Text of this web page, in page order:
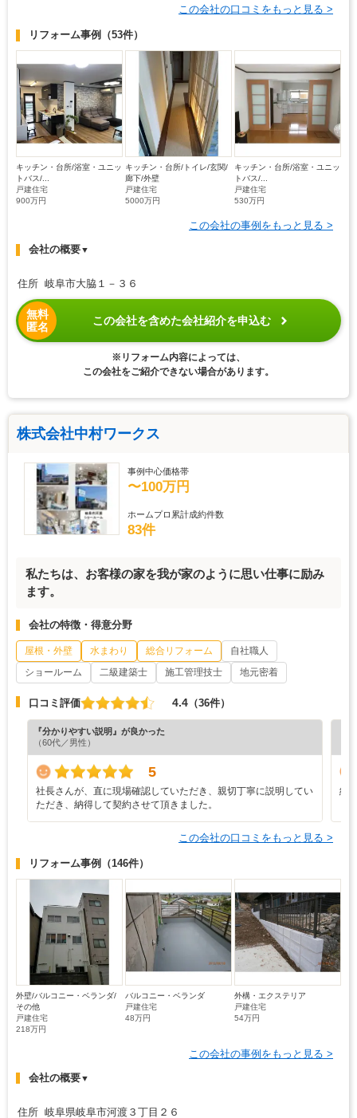
この会社の口コミをもっと見る >
リフォーム事例 （53件）
キッチン・台所/浴室・ユニッ
トバス/...
戸建住宅
900万円
キッチン・台所/トイレ/玄関/
廊下/外壁
戸建住宅
5000万円
キッチン・台所/浴室・ユニッ
トバス/...
戸建住宅
530万円
この会社の事例をもっと見る >
会社の概要▼
住所 岐阜市大脇１－３６
無料
匿名
この会社を含めた会社紹介を申込む
※リフォーム内容によっては、
この会社をご紹介できない場合があります。
株式会社中村ワークス
事例中心価格帯
〜100万円
ホームプロ累計成約件数
83件
私たちは、お客様の家を我が家のように思い仕事に励み
ます。
会社の特徴・得意分野
屋根・外壁 水まわり 総合リフォーム
自社職人
ショールーム
二級建築士 施工管理技士 地元密着
口コミ評価 4.4 （36件）
『分かりやすい説明』が良かった
（60代／男性）
5
社長さんが、直に現場確認していただき、親切丁寧に説明してい
ただき、納得して契約させて頂きました。
納
この会社の口コミをもっと見る >
リフォーム事例 （146件）
外壁/バルコニー・ベランダ/
その他
戸建住宅
218万円
バルコニー・ベランダ
戸建住宅
48万円
外構・エクステリア
戸建住宅
54万円
この会社の事例をもっと見る >
会社の概要▼
住所 岐阜県岐阜市河渡３丁目２６